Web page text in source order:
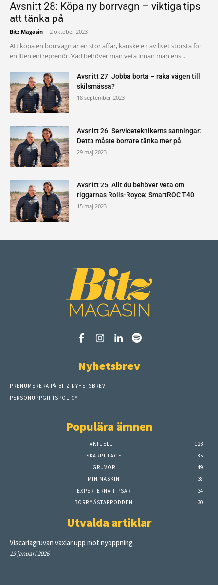
Avsnitt 28: Köpa ny borrvagn – viktiga tips
att tänka på
Bitz Magasin - 2 oktober 2023
Att köpa en borrvagn är en stor affär, kanske en av livet största för
en liten entreprenör. Vad behöver man veta innan man ens...
Avsnitt 27: Jobba borta – raka vägen till
skilsmässa?
18 september 2023
Avsnitt 26: Serviceteknikerns sanningar:
Detta måste borrare tänka mer på
29 maj 2023
Avsnitt 25: Allt du behöver veta om
riggarnas Rolls-Royce: SmartROC T40
15 maj 2023
Nyhetsbrev
PRENUMERERA PÅ BITZ NYHETSBREV
PERSONUPPGIFTSPOLICY
Populära ämnen
AKTUELLT
123
SKARPT LÄGE
85
GRUVOR
49
MIN MASKIN
38
EXPERTERNA TIPSAR
34
BORRMÄSTARPODDEN
30
Utvalda artiklar
Viscariagruvan växlar upp mot nyöppning
19 januari 2026